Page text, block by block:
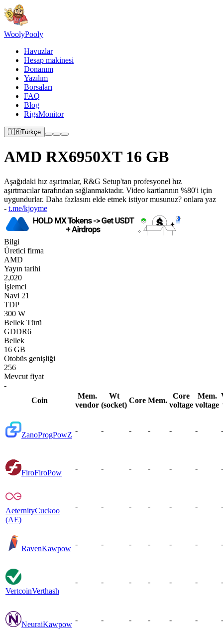
WoolyPooly
Havuzlar
Hesap makinesi
Donanım
Yazılım
Borsaları
FAQ
Blog
RigsMonitor
🇹🇷Türkçe
AMD RX6950XT 16 GB
Aşağıdaki hız aşırtmalar, R&G Setup'tan profesyonel hız
aşırtmacılar tarafından sağlanmaktadır. Video kartlarının %80'i için
uygundurlar. Daha fazlasını elde etmek istiyor musunuz? onlara yaz
- t.me/kjoyme
Bilgi
Üretici firma
AMD
Yayın tarihi
2,020
İşlemci
Navi 21
TDP
300 W
Bellek Türü
GDDR6
Bellek
16 GB
Otobüs genişliği
256
Mevcut fiyat
-
Coin
Mem.
vendor
Wt
(socket)
Core Mem.
Core
voltage
Mem.
voltage
ZanoProgPowZ
- - - - - - -
FiroFiroPow
- - - - - - -
AeternityCuckoo
(AE)
- - - - - - -
RavenKawpow
- - - - - - -
VertcoinVerthash
- - - - - - -
NeuraiKawpow
- - - - - - -